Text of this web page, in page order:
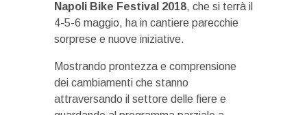
Napoli Bike Festival 2018, che si terrà il
4-5-6 maggio, ha in cantiere parecchie
sorprese e nuove iniziative.
Mostrando prontezza e comprensione
dei cambiamenti che stanno
attraversando il settore delle fiere e